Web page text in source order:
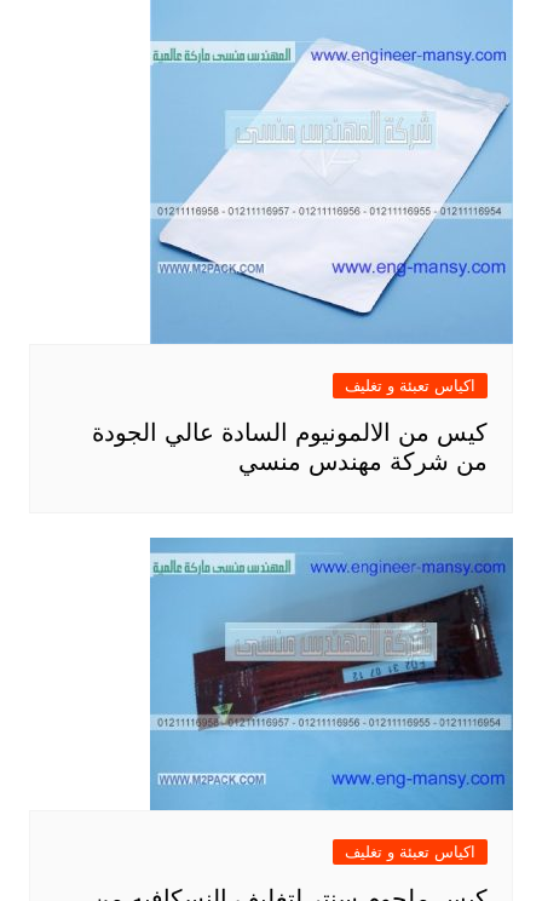
اكياس تعبئة و تغليف
كيس من الالمونيوم السادة عالي الجودة
من شركة مهندس منسي
اكياس تعبئة و تغليف